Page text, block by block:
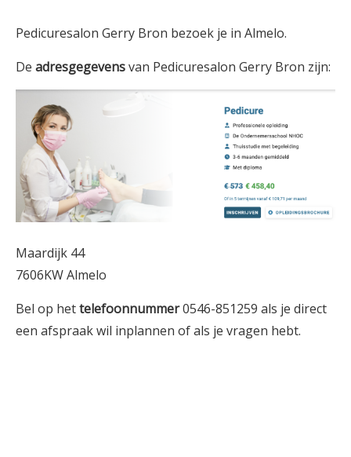
Pedicuresalon Gerry Bron bezoek je in Almelo.
De adresgegevensvan Pedicuresalon Gerry Bron zijn:
Maardijk 44
7606KW Almelo
Bel op hettelefoonnummer0546-851259 als je direct
een afspraak wil inplannen of als je vragen hebt.